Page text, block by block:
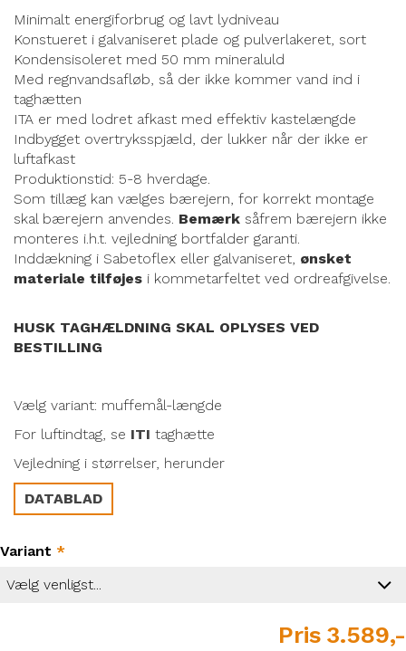
Minimalt energiforbrug og lavt lydniveau
Konstueret i galvaniseret plade og pulverlakeret, sort
Kondensisoleret med 50 mm mineraluld
Med regnvandsafløb, så der ikke kommer vand ind i
taghætten
ITA er med lodret afkast med effektiv kastelængde
Indbygget overtryksspjæld, der lukker når der ikke er
luftafkast
Produktionstid: 5-8 hverdage.
Som tillæg kan vælges bærejern, for korrekt montage
skal bærejern anvendes. Bemærk såfrem bærejern ikke
monteres i.h.t. vejledning bortfalder garanti.
Inddækning i Sabetoflex eller galvaniseret, ønsket
materiale tilføjes i kommetarfeltet ved ordreafgivelse.
HUSK TAGHÆLDNING SKAL OPLYSES VED
BESTILLING
Vælg variant: muffemål-længde
For luftindtag, se ITI taghætte
Vejledning i størrelser, herunder
DATABLAD
Variant *
Pris 3.589,-